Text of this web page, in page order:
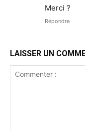
Merci ?
Répondre
LAISSER UN